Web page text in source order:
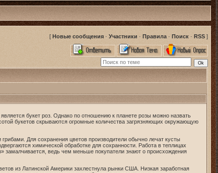
[ Новые сообщения · Участники · Правила · Поиск · RSS ]
букет роз. Однако по отношению к планете розы можно назвать
букетов скрываются огромные количества загрязняющих окружающую
Для сохранения цветов производители обычно лечат кусты
химической обработке для сохранности. Работа в теплицах
замалчивается, ведь чем меньше покупатели знают о происхождения
из Латинской Америки захлестнула рынки США. Низкая заработная